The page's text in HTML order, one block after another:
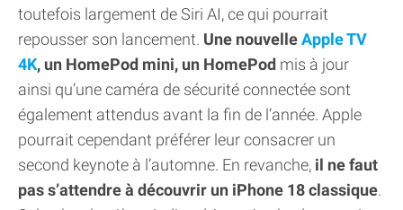
toutefois largement de Siri AI, ce qui pourrait
repousser son lancement. Une nouvelleApple TV
4K, un HomePod mini, un HomePod mis à jour
ainsi qu’une caméra de sécurité connectée sont
également attendus avant la fin de l’année. Apple
pourrait cependant préférer leur consacrer un
second keynote à l’automne. En revanche, il ne faut
pas s’attendre à découvrir un iPhone 18 classique.